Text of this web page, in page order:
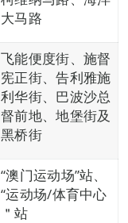
大马路
飞能便度街、施督
宪正街、告利雅施
利华街、巴波沙总
督前地、地堡街及
黑桥街
“澳门运动场”站、
“运动场/体育中心
＂站